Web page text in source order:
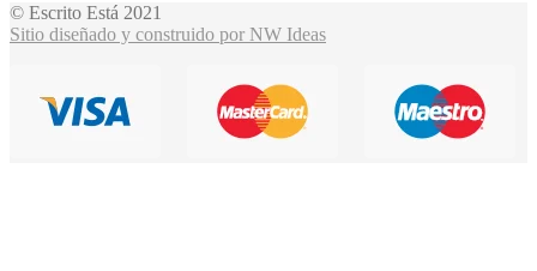
© Escrito Está 2021
Sitio diseñado y construido por NW Ideas